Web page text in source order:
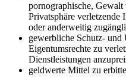
pornographische,
Privatsphäre verletzende
oder anderweitig
gewerbliche Schutz- und
Eigentumsrechte zu
Dienstleistungen
geldwerte Mittel zu